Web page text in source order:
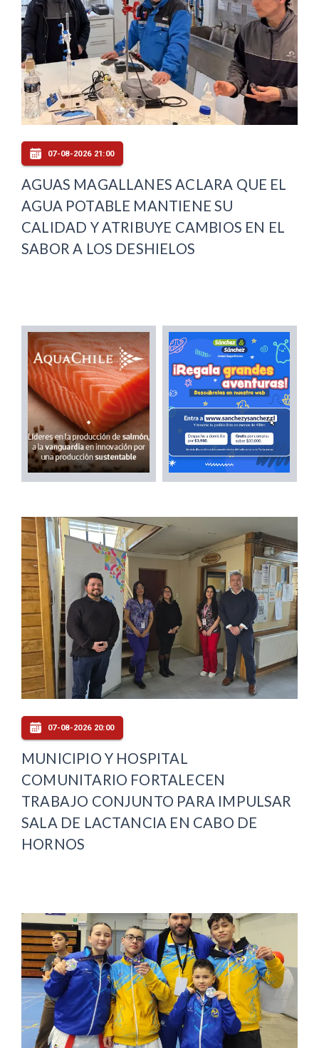
07-08-2026 21:00
AGUAS MAGALLANES ACLARA QUE EL
AGUA POTABLE MANTIENE SU
CALIDAD Y ATRIBUYE CAMBIOS EN EL
SABOR A LOS DESHIELOS
07-08-2026 20:00
MUNICIPIO Y HOSPITAL
COMUNITARIO FORTALECEN
TRABAJO CONJUNTO PARA IMPULSAR
SALA DE LACTANCIA EN CABO DE
HORNOS